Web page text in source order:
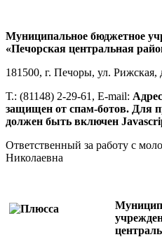
Муниципальное бюджетное
«Печорская центральная
181500, г. Печоры, ул. Рижская,
Т.: (81148) 2-29-61, E-mail:
защищен от спам-ботов. Для
должен быть включен
Ответственный за работу с
Николаевна